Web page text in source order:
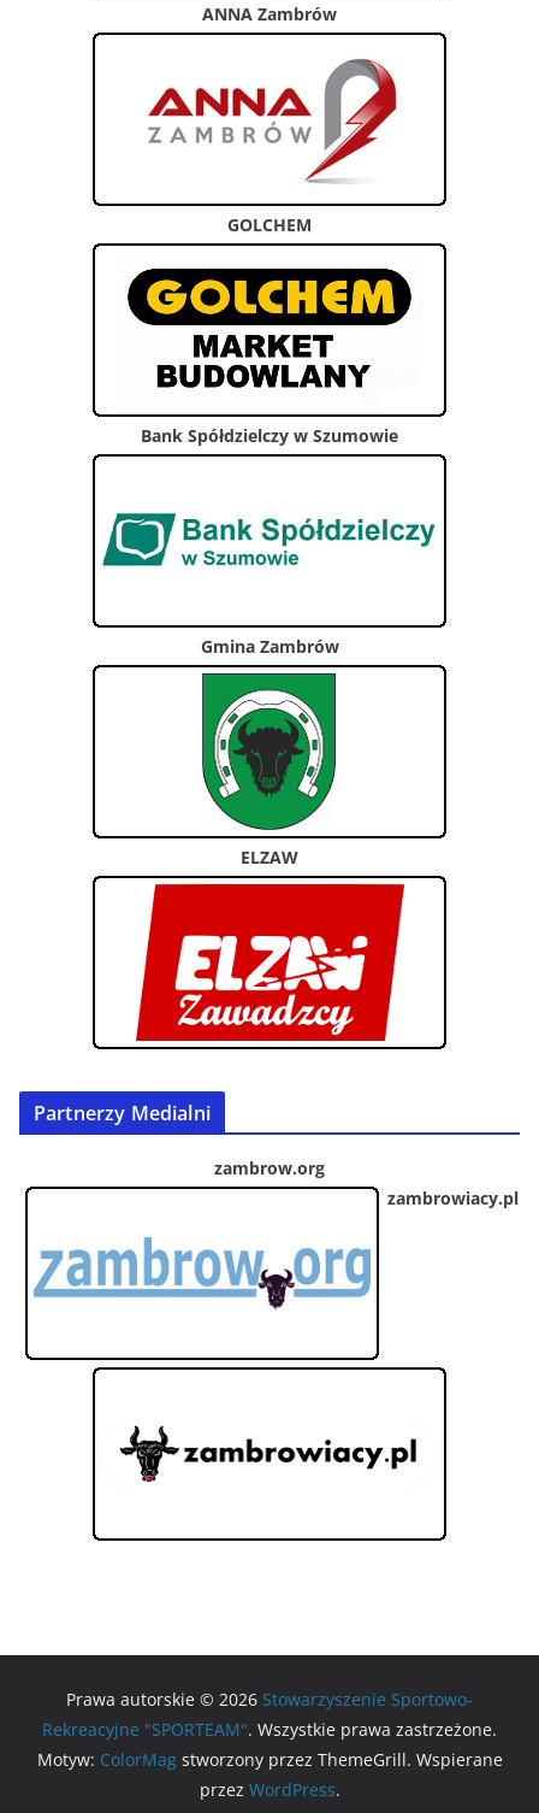
ANNA Zambrów
GOLCHEM
Bank Spółdzielczy w Szumowie
Gmina Zambrów
ELZAW
Partnerzy Medialni
zambrow.org
zambrowiacy.pl
Prawa autorskie © 2026 Stowarzyszenie Sportowo-
Rekreacyjne "SPORTEAM". Wszystkie prawa zastrzeżone.
Motyw: ColorMagstworzony przez ThemeGrill. Wspierane
przez WordPress.